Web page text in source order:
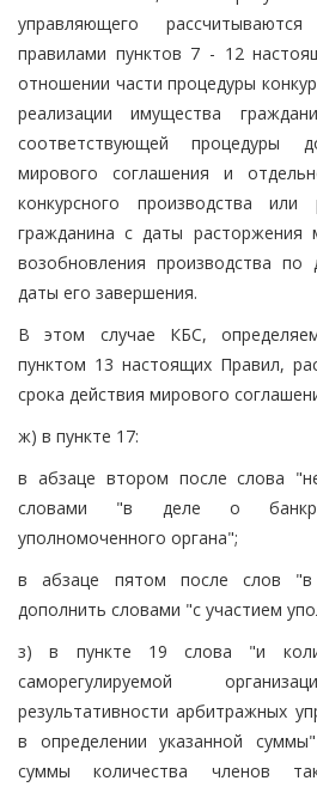
управляющего
правилами пунктов 7 - 12
отношении части процедуры
реализации имущества
соответствующей процедуры
мирового соглашения и
конкурсного производства или
гражданина с даты расторжения
возобновления производства
даты его завершения.
В этом случае КБС,
пунктом 13 настоящих Правил,
срока действия мирового
ж) в пункте 17:
в абзаце втором после слова
словами "в деле о
уполномоченного органа";
в абзаце пятом после слов "в
дополнить словами "с участием
з) в пункте 19 слова "и
саморегулируемой
результативности арбитражных
в определении указанной
суммы количества членов